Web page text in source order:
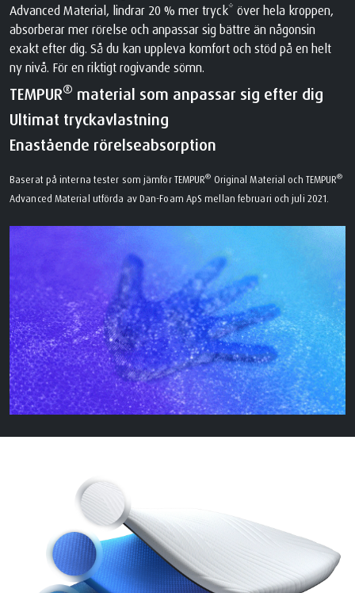
Advanced Material, lindrar 20 % mer tryck* över hela kroppen,
absorberar mer rörelse och anpassar sig bättre än någonsin
exakt efter dig. Så du kan uppleva komfort och stöd på en helt
ny nivå. För en riktigt rogivande sömn.
TEMPUR® material som anpassar sig efter dig
Ultimat tryckavlastning
Enastående rörelseabsorption
Baserat på interna tester som jämför TEMPUR® Original Material och TEMPUR®
Advanced Material utförda av Dan-Foam ApS mellan februari och juli 2021.